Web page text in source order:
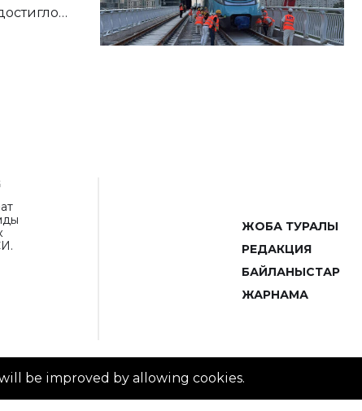
ЖОБА ТУРАЛЫ
РЕДАКЦИЯ
БАЙЛАНЫСТАР
ЖАРНАМА
be improved by allowing cookies.